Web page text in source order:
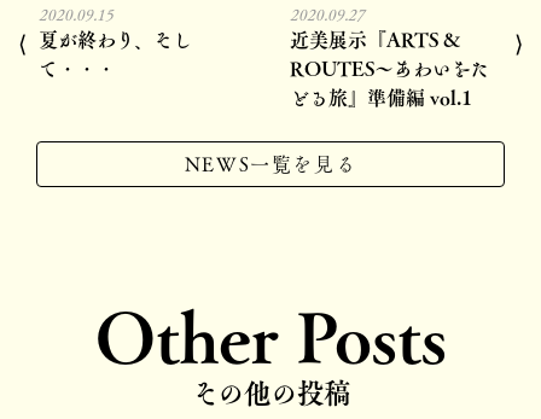
⟨
2020.09.15
夏が終わり、そし
て・・・
NEWS一覧を見る
2020.09.27
近美展示『ARTS &
ROUTES～あわいをた
どる旅』準備編 vol.1
⟩
Other Posts
その他の投稿